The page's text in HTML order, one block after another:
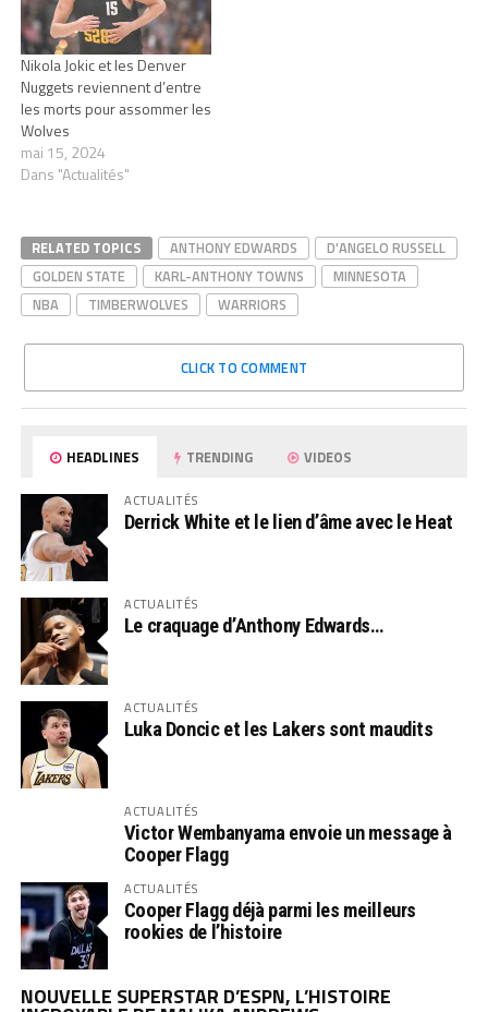
Nikola Jokic et les Denver
Nuggets reviennent d’entre
les morts pour assommer les
Wolves
mai 15, 2024
Dans "Actualités"
RELATED TOPICS ANTHONY EDWARDS
D'ANGELO RUSSELL
GOLDEN STATE
KARL-ANTHONY TOWNS
MINNESOTA
NBA
TIMBERWOLVES WARRIORS
CLICK TO COMMENT
HEADLINES TRENDING VIDEOS
ACTUALITÉS
Derrick White et le lien d’âme avec le Heat
ACTUALITÉS
Le craquage d’Anthony Edwards…
ACTUALITÉS
Luka Doncic et les Lakers sont maudits
ACTUALITÉS
Victor Wembanyama envoie un message à
Cooper Flagg
ACTUALITÉS
Cooper Flagg déjà parmi les meilleurs
rookies de l’histoire
NOUVELLE SUPERSTAR D’ESPN, L’HISTOIRE